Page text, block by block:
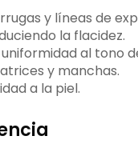
y líneas de
la flacidez.
al tono
y manchas.
a la piel.